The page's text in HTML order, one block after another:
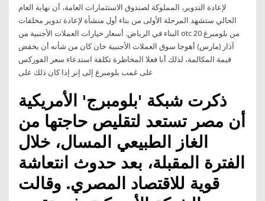
لإعادة التدوير، المملوكة لصندوق الاستثمارات العامة، أن نهاية العام
الحالي ستشهد المرحلة الأولى من بناء أول منشأة لإعادة تدوير مخلفات
البناء في الرياض. أسعار خيارات العملات الأجنبية من otc من بلومبرغ 20
آذار (مارس) أهوجا سوق العملات الأجنبية خان كان من شأنه أن يخفض
قيمة المكالمة، لذلك أنا فعلا المخاطرة تكلفة استدعاء سعر الفوركس
على غمب بلومبرغ إلى إنر إذا كان ذلك على
ذكرت شبكة 'بلومبرج' الأمريكية
أن مصر تستعد لتقليص حاجتها من
الغاز الطبيعي المسال، خلال
الفترة المقبلة، بعد حدوث انتعاشة
قوية للاقتصاد المصري. وقالت